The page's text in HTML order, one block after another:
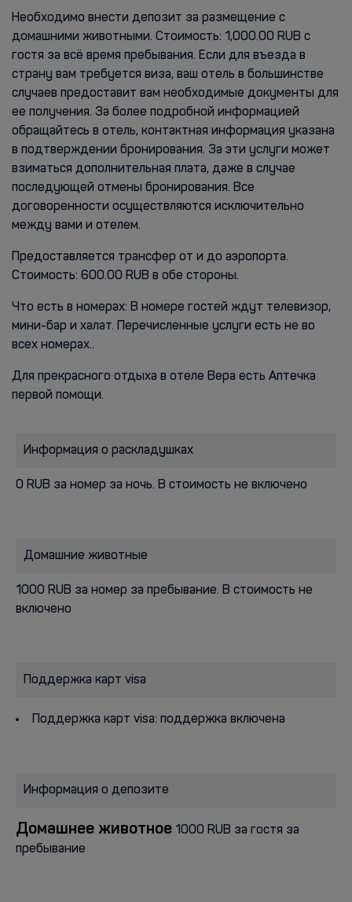
Необходимо внести депозит за размещение с
домашними животными. Стоимость: 1,000.00 RUB с
гостя за всё время пребывания. Если для въезда в
страну вам требуется виза, ваш отель в большинстве
случаев предоставит вам необходимые документы для
ее получения. За более подробной информацией
обращайтесь в отель, контактная информация указана
в подтверждении бронирования. За эти услуги может
взиматься дополнительная плата, даже в случае
последующей отмены бронирования. Все
договоренности осуществляются исключительно
между вами и отелем.
Предоставляется трансфер от и до аэропорта.
Стоимость: 600.00 RUB в обе стороны.
Что есть в номерах: В номере гостей ждут телевизор,
мини-бар и халат. Перечисленные услуги есть не во
всех номерах..
Для прекрасного отдыха в отеле Вера есть Аптечка
первой помощи.
Информация о раскладушках
0 RUB за номер за ночь. В стоимость не включено
Домашние животные
1000 RUB за номер за пребывание. В стоимость не
включено
Поддержка карт visa
Поддержка карт visa: поддержка включена
Информация о депозите
Домашнее животное 1000 RUB за гостя за
пребывание